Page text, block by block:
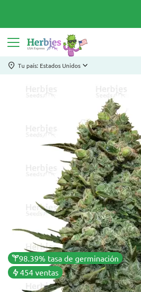
Tu país: Estados Unidos
98.39% tasa de germinación
454 ventas